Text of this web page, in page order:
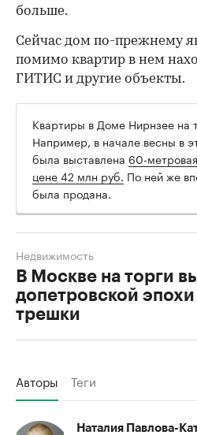
больше.
Сейчас дом по-прежнему
помимо квартир в нем
ГИТИС и другие объекты.
Квартиры в Доме Нирнзее на
Например, в начале весны в
была выставлена 60-
цене 42 млн руб. По ней же
была продана.
В Москве на торги
допетровской
трешки
Недвижимость
Авторы Теги
Наталия Павлова-